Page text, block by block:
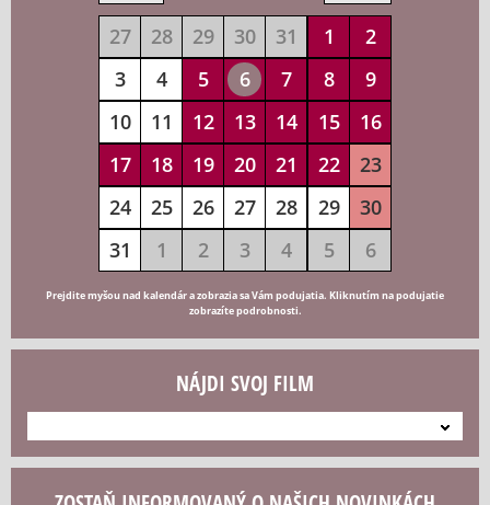
27 28 29 30 31 1
2
3
4 5 6 7 8
9
10
11 12 13 14 15
16
17
18 19 20 21 22
23
24
25 26 27 28 29
30
31
1 2 3 4 5 6
Prejdite myšou nad kalendár a zobrazia sa Vám podujatia. Kliknutím na podujatie
zobrazíte podrobnosti.
NÁJDI SVOJ FILM